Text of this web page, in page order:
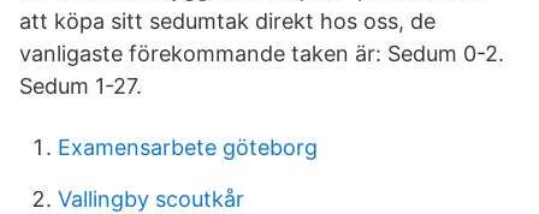
att köpa sitt sedumtak direkt hos oss, de
vanligaste förekommande taken är: Sedum 0-2.
Sedum 1-27.
Examensarbete göteborg
Vallingby scoutkår